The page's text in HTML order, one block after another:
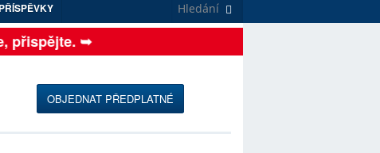
PŘÍSPĚVKY
➥
OBJEDNAT PŘEDPLATNÉ